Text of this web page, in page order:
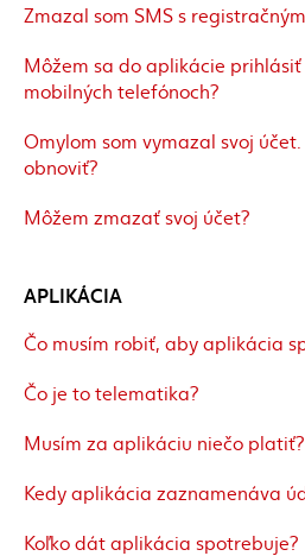
Zmazal som SMS s
Môžem sa do aplikácie
mobilných telefónoch?
Omylom som vymazal svoj
obnoviť?
Môžem zmazať svoj účet?
APLIKÁCIA
Čo musím robiť, aby aplikácia
Čo je to telematika?
Musím za aplikáciu niečo platiť?
Kedy aplikácia zaznamenáva
Koľko dát aplikácia spotrebuje?